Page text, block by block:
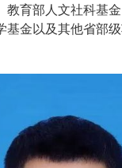
教育部人文社科基
金以及其他省部级